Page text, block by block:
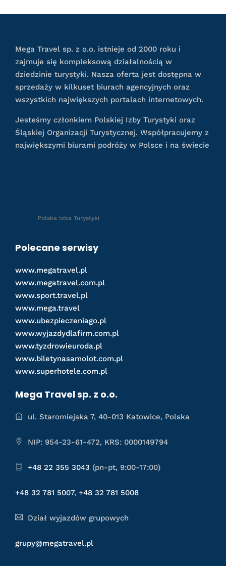
Mega Travel sp. z o.o. istnieje od 2000 roku i
zajmuje się kompleksową działalnością w
dziedzinie turystyki. Nasza oferta jest dostępna w
sprzedaży w kilkuset biurach agencyjnych oraz
wszystkich największych portalach internetowych.
Jesteśmy członkiem Polskiej Izby Turystyki oraz
Śląskiej Organizacji Turystycznej. Współpracujemy z
największymi biurami podróży w Polsce i na świecie
Polska Izba Turystyki
Polecane serwisy
www.megatravel.pl
www.megatravel.com.pl
www.sport.travel.pl
www.mega.travel
www.ubezpieczeniago.pl
www.wyjazdydlafirm.com.pl
www.tyzdrowieuroda.pl
www.biletynasamolot.com.pl
www.superhotele.com.pl
Mega Travel sp. z o.o.
ul. Staromiejska 7, 40-013 Katowice, Polska
NIP: 954-23-61-472, KRS: 0000149794
+48 22 355 3043 (pn-pt, 9:00-17:00)
+48 32 781 5007, +48 32 781 5008
Dział wyjazdów grupowych
grupy@megatravel.pl